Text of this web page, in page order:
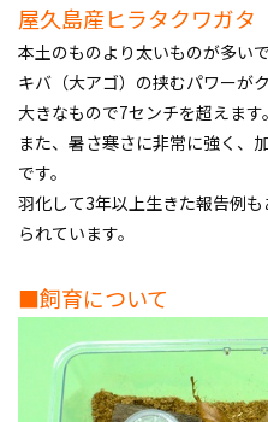
屋久島産ヒラタクワガタ
本土のものより太いものが多いで
キバ（大アゴ）の挟むパワーが
大きなもので7センチを超えます。
また、暑さ寒さに非常に強く、
です。
羽化して3年以上生きた報告例
られています。
■飼育について